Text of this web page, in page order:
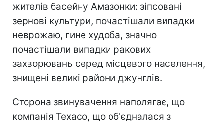
жителів басейну Амазонки: зіпсовані
зернові культури, почастішали випадки
неврожаю, гине худоба, значно
почастішали випадки ракових
захворювань серед місцевого населення,
знищені великі райони джунглів.
Сторона звинувачення наполягає, що
компанія Texaco, що об'єдналася з